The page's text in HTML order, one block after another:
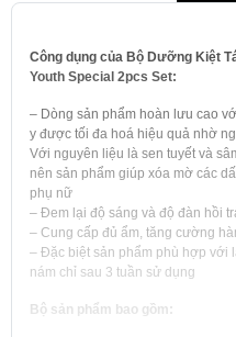
Công dụng của Bộ Dưỡng Kiệt
Youth Special 2pcs Set:
– Dòng sản phẩm hoàn lưu cao
y được tối đa hoá hiệu quả nhờ
Với nguyên liệu là sen tuyết và
nên sản phẩm giúp xóa mờ các
phụ nữ
– Đem lại độ sáng và độ đàn hồi
– Cung cấp đủ ẩm, tăng cường
– Đặc biệt sản phẩm phù hợp với
nám chỉ sau 3 tuần sử dụng
Bộ sản phẩm bao gồm: